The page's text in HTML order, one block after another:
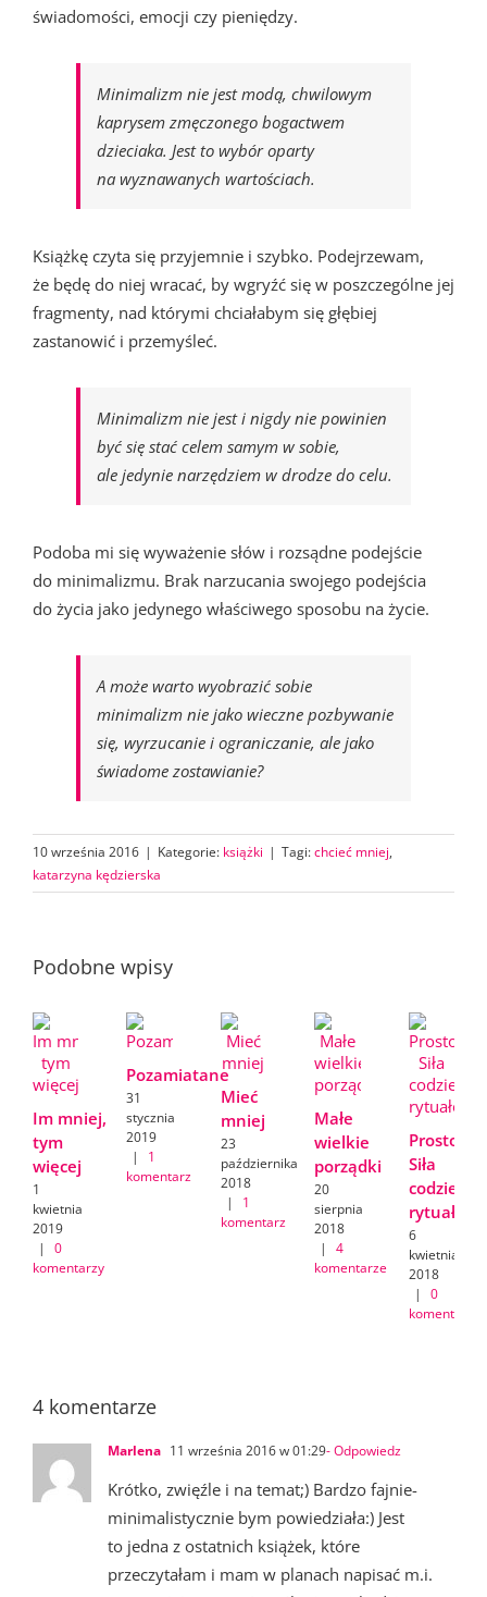
świadomości, emocji czy pieniędzy.
Minimalizm nie jest modą, chwilowym
kaprysem zmęczonego bogactwem
dzieciaka. Jest to wybór oparty
na wyznawanych wartościach.
Książkę czyta się przyjemnie i szybko. Podejrzewam,
że będę do niej wracać, by wgryźć się w poszczególne jej
fragmenty, nad którymi chciałabym się głębiej
zastanowić i przemyśleć.
Minimalizm nie jest i nigdy nie powinien
być się stać celem samym w sobie,
ale jedynie narzędziem w drodze do celu.
Podoba mi się wyważenie słów i rozsądne podejście
do minimalizmu. Brak narzucania swojego podejścia
do życia jako jedynego właściwego sposobu na życie.
A może warto wyobrazić sobie
minimalizm nie jako wieczne pozbywanie
się, wyrzucanie i ograniczanie, ale jako
świadome zostawianie?
10 września 2016 | Kategorie: książki | Tagi:chcieć mniej,
katarzyna kędzierska
Podobne wpisy
Im mniej,
tym
więcej
1
kwietnia
2019
|
0
komentarzy
Pozamiatane
31
stycznia
2019
|
1
komentarz
Mieć
mniej
23
października
2018
|
1
komentarz
Małe
wielkie
porządki
20
sierpnia
2018
|
4
komentarze
Prostota.
Siła
rytuałów
6
kwietnia
2018
|
0
komentarzy
4 komentarze
Marlena 11 września 2016 w 01:29- Odpowiedz
Krótko, zwięźle i na temat;) Bardzo fajnie-
minimalistycznie bym powiedziała:) Jest
to jedna z ostatnich książek, które
przeczytałam i mam w planach napisać m.i.